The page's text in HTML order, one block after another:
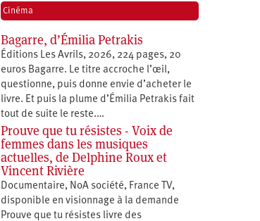
Cinéma
Bagarre, d’Émilia Petrakis
Éditions Les Avrils, 2026, 224 pages, 20
euros Bagarre. Le titre accroche l’œil,
questionne, puis donne envie d’acheter le
livre. Et puis la plume d’Émilia Petrakis fait
tout de suite le reste.…
Prouve que tu résistes - Voix de
femmes dans les musiques
actuelles, de Delphine Roux et
Vincent Rivière
Documentaire, NoA société, France TV,
disponible en visionnage à la demande
Prouve que tu résistes livre des